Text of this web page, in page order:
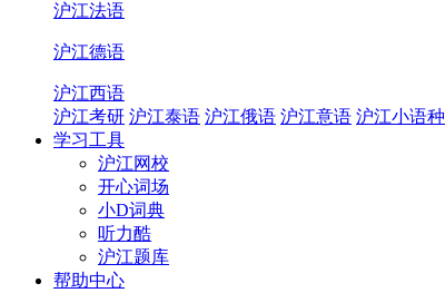
沪江法语
沪江德语
沪江西语
沪江考研 沪江泰语 沪江俄语 沪江意语 沪江小语种
学习工具
沪江网校
开心词场
小D词典
听力酷
沪江题库
帮助中心